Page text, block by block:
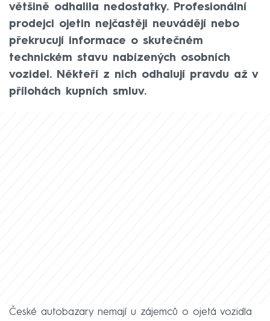
většině odhalila nedostatky. Profesionální
prodejci ojetin nejčastěji neuvádějí nebo
překrucují informace o skutečném
technickém stavu nabízených osobních
vozidel. Někteří z nich odhalují pravdu až v
přílohách kupních smluv.
České autobazary nemají u zájemců o ojetá vozidla